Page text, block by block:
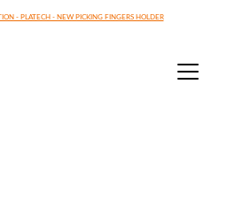
- PLATECH - NEW PICKING FINGERS HOLDER